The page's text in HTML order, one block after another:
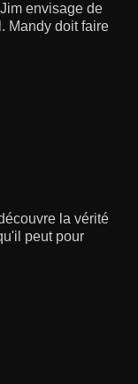
envisage de
Mandy doit faire
la vérité
peut pour